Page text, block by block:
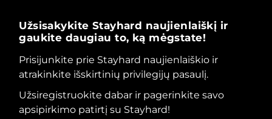
Užsisakykite Stayhard naujienlaiškį ir
gaukite daugiau to, ką mėgstate!
Prisijunkite prie Stayhard naujienlaiškio ir
atrakinkite išskirtinių privilegijų pasaulį.
Užsiregistruokite dabar ir pagerinkite savo
apsipirkimo patirtį su Stayhard!